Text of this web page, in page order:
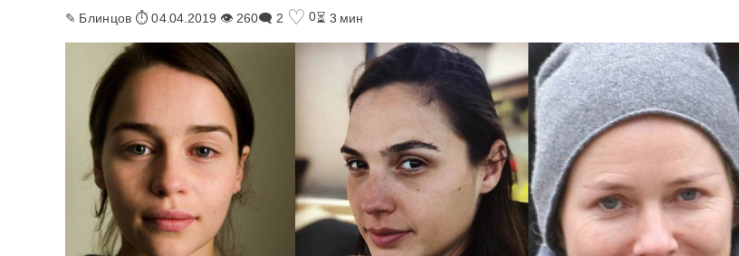
✎ Блинцов ⏱ 04.04.2019 👁 260🗨 2 ♡ 0⏳ 3 мин